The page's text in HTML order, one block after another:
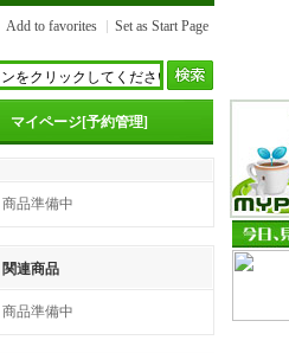
Add to favorites Set as Start Page
マイページ[予約管理]
商品準備中
関連商品
商品準備中